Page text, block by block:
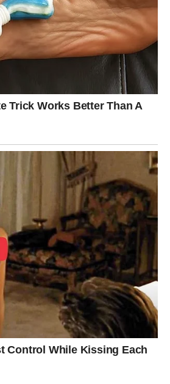
moći nego što misliš.
to konačno shvatiš.
bi promijeniti sve.
pomoći ti da vidiš istinu koju si
osobu koja će odmah privući
drugačiju energiju od svega što
su velike promjene u odnosu.
jači nego ikada prije, dok će drugi
budućnost.
jeste da više nećeš pristajati na
om.
i dolazak novih prilika.
za napredak, novi posao ili
mnogo više mira.